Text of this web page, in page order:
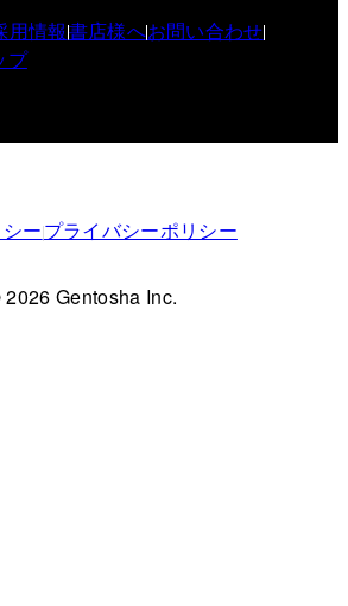
用情報書店様へお問い合わせ
プ
ープライバシーポリシー
Gentosha Inc.